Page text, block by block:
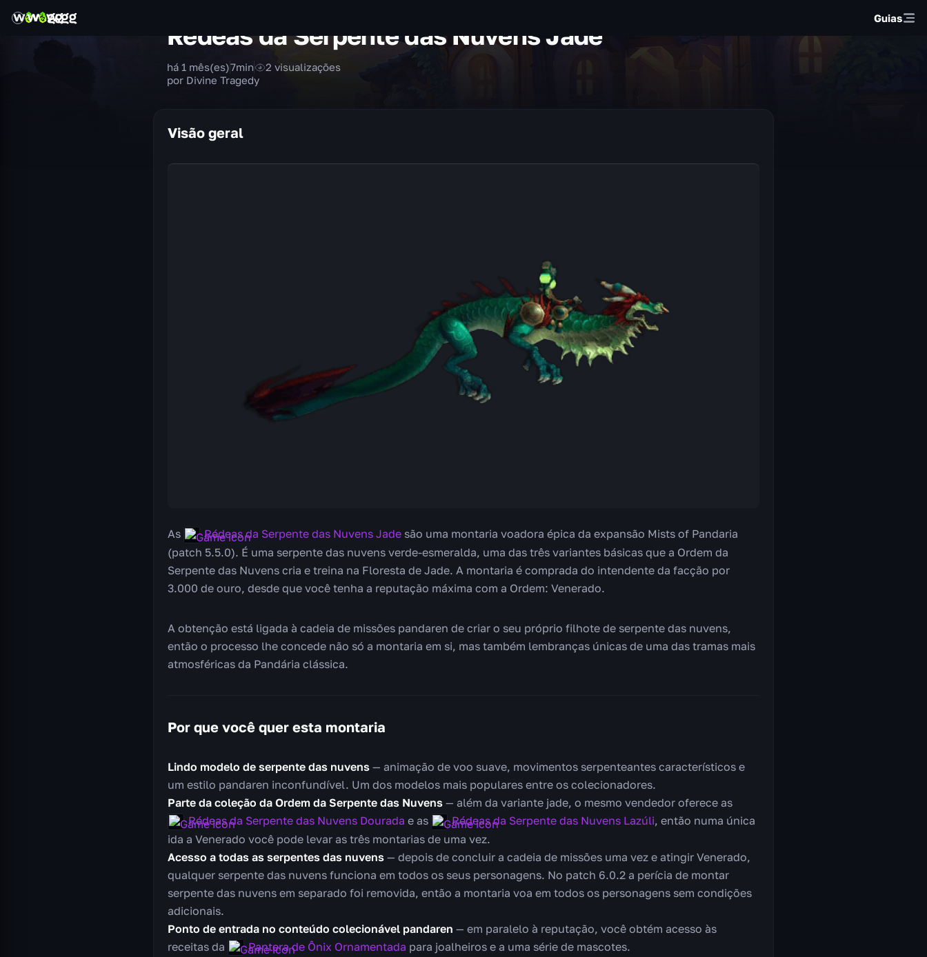
Guias
Rédeas da Serpente das Nuvens Jade
por Divine Tragedy
há 1 mês(es)7min 2 visualizações
Visão geral
As Rédeas da Serpente das Nuvens Jade são uma montaria voadora épica da expansão Mists of Pandaria
(patch 5.5.0). É uma serpente das nuvens verde-esmeralda, uma das três variantes básicas que a Ordem da
Serpente das Nuvens cria e treina na Floresta de Jade. A montaria é comprada do intendente da facção por
3.000 de ouro, desde que você tenha a reputação máxima com a Ordem: Venerado.
A obtenção está ligada à cadeia de missões pandaren de criar o seu próprio filhote de serpente das nuvens,
então o processo lhe concede não só a montaria em si, mas também lembranças únicas de uma das tramas mais
atmosféricas da Pandária clássica.
Por que você quer esta montaria
Lindo modelo de serpente das nuvens — animação de voo suave, movimentos serpenteantes característicos e
um estilo pandaren inconfundível. Um dos modelos mais populares entre os colecionadores.
Parte da coleção da Ordem da Serpente das Nuvens — além da variante jade, o mesmo vendedor oferece as
Rédeas da Serpente das Nuvens Dourada e as Rédeas da Serpente das Nuvens Lazúli, então numa única
ida a Venerado você pode levar as três montarias de uma vez.
Acesso a todas as serpentes das nuvens — depois de concluir a cadeia de missões uma vez e atingir Venerado,
qualquer serpente das nuvens funciona em todos os seus personagens. No patch 6.0.2 a perícia de montar
serpente das nuvens em separado foi removida, então a montaria voa em todos os personagens sem condições
adicionais.
Ponto de entrada no conteúdo colecionável pandaren — em paralelo à reputação, você obtém acesso às
receitas da
Pantera de Ônix Ornamentada para joalheiros e a uma série de mascotes.